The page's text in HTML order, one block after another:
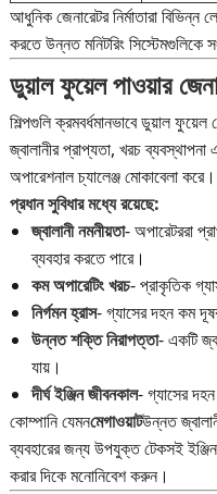
আধুনিক জেনারেটর নির্মাতারা
করতে উন্নত মনিটরিং সিস্টেমগুলিকে
ডুয়াল ফুয়েল পাওয়ার
শিল্পগুলি ক্রমবর্ধমানভাবে ডুয়াল
জ্বালানীর প্রাপ্যতা, খরচ
অপারেশনাল চ্যালেঞ্জ মোকাবেলা করে।
প্রধান সুবিধার মধ্যে রয়েছে:
জ্বালানী নমনীয়তা- অপারেটররা
ব্যবহার করতে পারে।
কম অপারেটিং খরচ- প্রাকৃতিক
নির্গমন হ্রাস- গ্যাসের দহন কম
উন্নত শক্তি নিরাপত্তা- একটি
যায়।
দীর্ঘ ইঞ্জিন জীবনকাল- গ্যাসের
কোম্পানি যেমনমেগাওয়াটউন্নত
ব্যবহারের জন্য উপযুক্ত টেকসই
করার দিকে মনোনিবেশ করুন।